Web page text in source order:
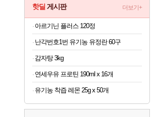
핫딜 게시판 더보기+
아르기닌 플러스 120정
난각번호1번 유기농 유정란 60구
감자탕 3kg
연세우유 프로틴 190ml x 16개
유기농 착즙 레몬 25g x 50개